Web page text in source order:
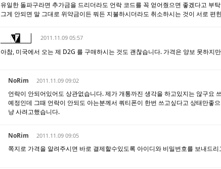
유일한 돌파구라면 추가금을 드리더라도 언락 코드를 꼭 얻어줬으면 좋겠다고 부
그게 안되면 말 그대로 위약금이든 뭐든 지불하시더라도 취소하시는 것이 서로 편
2011.11.09 05:57
아참, 미국에서 오는 제 D2G 를 구매하시는 것도 괜찮습니다. 가격은 양보 못하지
NoRim 2011.11.09 09:02
언락이 안되어있어도 상관없습니다. 제가 개통까진 생각을 하고있지는 않구요
예정인데 그때 언락이 안되도 아는분께서 쿼티폰이 한번 쓰고싶다고 상태만좋
냥 사려고했습니다.
NoRim 2011.11.09 09:05
쪽지로 가격을 알려주시면 바로 결제할수있도록 아이디와 비밀번호를 보내드